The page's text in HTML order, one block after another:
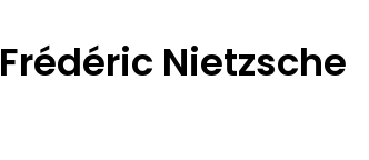
Frédéric Nietzsche